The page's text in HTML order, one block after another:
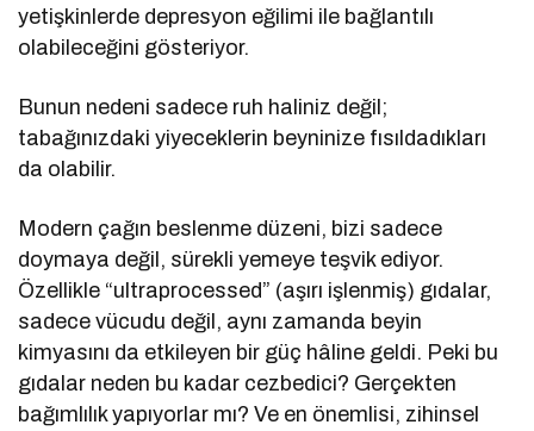
yetişkinlerde depresyon eğilimi ile bağlantılı
olabileceğini gösteriyor.
Bunun nedeni sadece ruh haliniz değil;
tabağınızdaki yiyeceklerin beyninize fısıldadıkları
da olabilir.
Modern çağın beslenme düzeni, bizi sadece
doymaya değil, sürekli yemeye teşvik ediyor.
Özellikle “ultraprocessed” (aşırı işlenmiş) gıdalar,
sadece vücudu değil, aynı zamanda beyin
kimyasını da etkileyen bir güç hâline geldi. Peki bu
gıdalar neden bu kadar cezbedici? Gerçekten
bağımlılık yapıyorlar mı? Ve en önemlisi, zihinsel